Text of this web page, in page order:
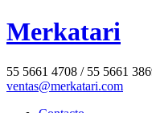
Merkatari
55 5661 4708 / 55 5661
ventas@merkatari.com